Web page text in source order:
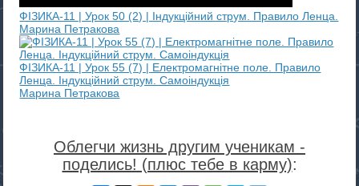
ФІЗИКА-11 | Урок 50 (2) | Індукційний струм. Правило Ленца.
Марина Петракова
ФІЗИКА-11 | Урок 55 (7) | Електромагнітне поле. Правило
Ленца. Індукційний струм. Самоіндукція
Марина Петракова
Облегчи жизнь другим ученикам -
поделись! (плюс тебе в карму):